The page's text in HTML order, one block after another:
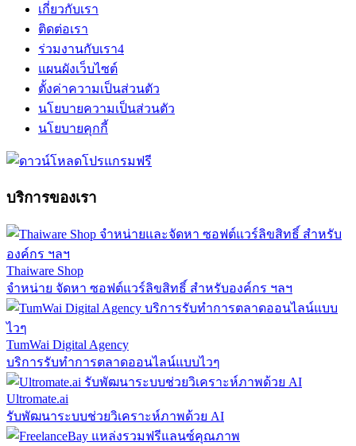
เกี่ยวกับเรา
ติดต่อเรา
ร่วมงานกับเรา4
แผนผังเว็บไซต์
ตั้งค่าความเป็นส่วนตัว
นโยบายความเป็นส่วนตัว
นโยบายคุกกี้
บริการของเรา
Thaiware Shop
จำหน่าย จัดหา ซอฟต์แวร์ลิขสิทธิ์ สำหรับองค์กร ฯลฯ
TumWai Digital Agency
บริการรับทำการตลาดออนไลน์แบบไวๆ
Ultromate.ai
รับพัฒนาระบบช่วยวิเคราะห์ภาพด้วย AI